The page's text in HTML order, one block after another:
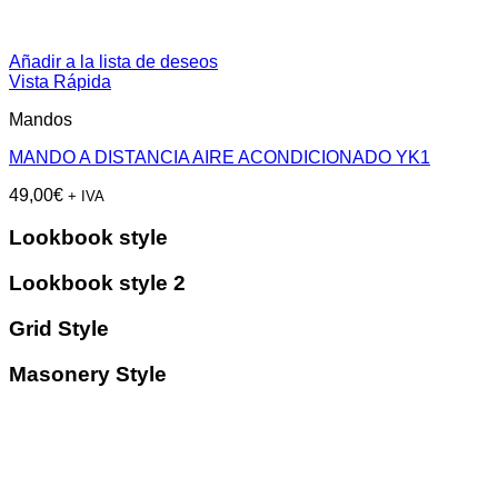
Añadir a la lista de deseos
Vista Rápida
Mandos
MANDO A DISTANCIA AIRE ACONDICIONADO YK1
49,00€ + IVA
Lookbook style
Lookbook style 2
Grid Style
Masonery Style